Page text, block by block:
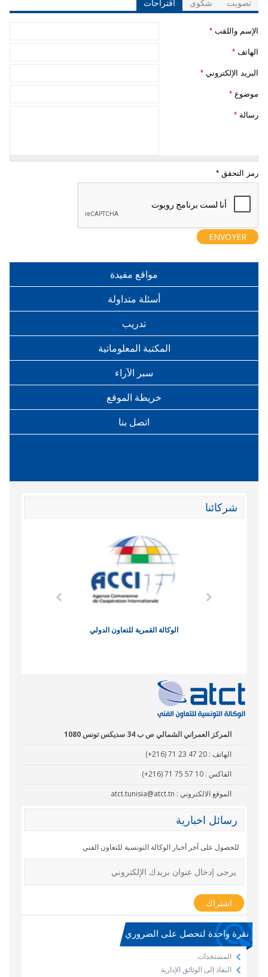
تصويت شكوى اقتراحات
‏الإسم واللقب ‏ *
‏الهاتف ‏ *
‏البريد الإلكتروني ‏ *
‏موضوع ‏ *
‏رسالة ‏ *
مواقع مفيدة
أسئلة متداولة
تدريب
المكتبة المعلوماتية
سبر الآراء
خريطة الموقع
اتصل بنا
شركائنا
الوكالة القمرية للتعاون الدولي
المركز العمراني الشمالي ص ب 34 سديكس تونس 1080
الهاتف : (+216) 71 23 47 20
الفاكس : (+216) 71 75 57 10
الموقع الالكتروني : atct.tunisia@atct.tn
رسائل اخبارية
للحصول على آخر أخبار الوكالة التونسية للتعاون الفني
نقرة واحدة لتحصل على الضروري
المستجدات
النفاذ إلى الوثائق الإدارية